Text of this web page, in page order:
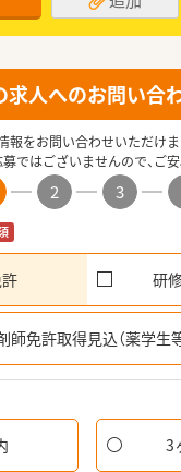
求人へのお問い合
報をお問い合わせいただけま
ではございませんので、ご安
2 3
研
師免許取得見込（薬学生等
3